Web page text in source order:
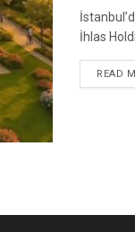
İhlas
READ